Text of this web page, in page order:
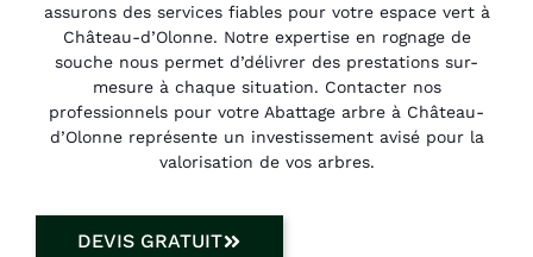
assurons des services fiables pour votre espace vert à
Château-d’Olonne. Notre expertise en rognage de
souche nous permet d’délivrer des prestations sur-
mesure à chaque situation. Contacter nos
professionnels pour votre Abattage arbre à Château-
d’Olonne représente un investissement avisé pour la
valorisation de vos arbres.
DEVIS GRATUIT